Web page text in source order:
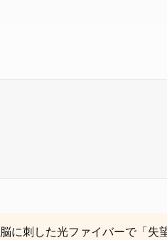
脳に刺した光ファイバーで「失